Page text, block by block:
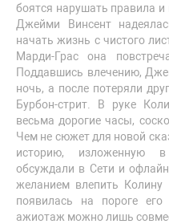
боятся нарушать правила и
Джейми Винсент
начать жизнь с чистого
Марди-Грас она
Поддавшись влечению,
ночь, а после потеряли
Бурбон-стрит. В руке
весьма дорогие часы,
Чем не сюжет для новой
историю, изложенную в
обсуждали в Сети и
желанием влепить
появилась на пороге
ажиотаж можно лишь